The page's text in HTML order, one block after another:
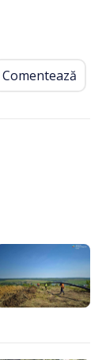
Comentează